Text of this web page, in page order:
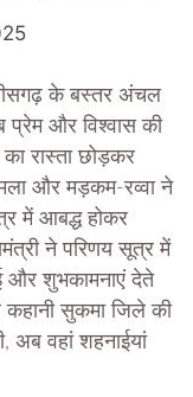
के बस्तर अंचल
और विश्वास की
का रास्ता छोड़कर
और मड़कम-रव्वा ने
में आबद्ध होकर
ने परिणय सूत्र में
और शुभकामनाएं देते
सुकमा जिले की
अब वहां शहनाईयां